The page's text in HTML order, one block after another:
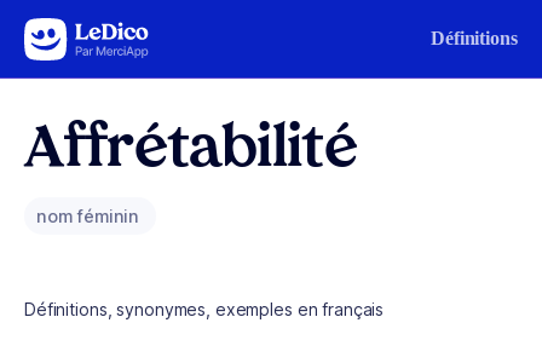
Aller au contenu Définitions
Affrétabilité
nom féminin
Définitions, synonymes, exemples en français